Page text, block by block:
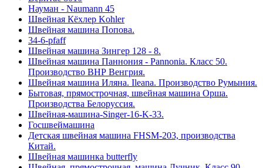
Науман - Naumann 45
Швейная Кёхлер Kohler
Швейная машина Попова.
34-6-pfaff
Швейная машина Зингер 128 - 8.
Швейная машина Паннония - Pannonia. Класс 50.
Производство ВНР Венгрия.
Швейная машина Иляна. Ileana. Производство Румыния.
Бытовая, прямострочная, швейная машина Орша.
Производства Белоруссия.
Швейная-машина-Singer-16-K-33.
Госшвеймашина
Детская швейная машина FHSM-203, производства
Китай.
Швейная машинка butterfly